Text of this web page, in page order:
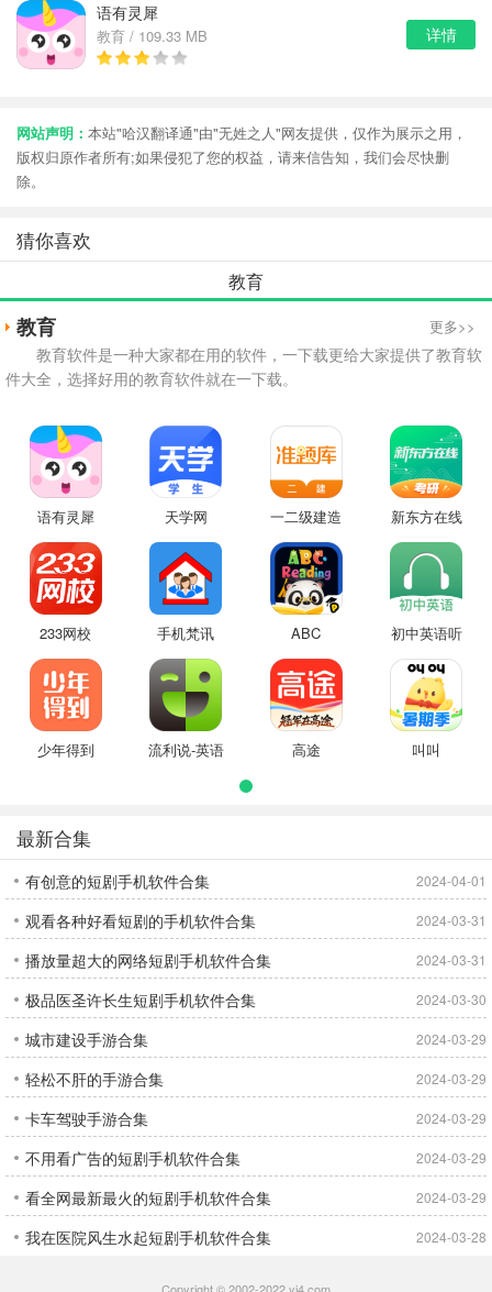
语有灵犀
教育 / 109.33 MB 详情
网站声明： 本站"哈汉翻译通"由"无姓之人"网友提供，仅作为展示之用，
版权归原作者所有;如果侵犯了您的权益，请来信告知，我们会尽快删
除。
猜你喜欢
教育
教育 更多>>
教育软件是一种大家都在用的软件，一下载更给大家提供了教育软
件大全，选择好用的教育软件就在一下载。
语有灵犀 天学网
一二级建造
师准题库
新东方在线
233网校 手机梵讯
ABC
Reading
初中英语听
力
少年得到 流利说-英语 高途 叫叫
最新合集
有创意的短剧手机软件合集 2024-04-01
观看各种好看短剧的手机软件合集 2024-03-31
播放量超大的网络短剧手机软件合集 2024-03-31
极品医圣许长生短剧手机软件合集 2024-03-30
城市建设手游合集 2024-03-29
轻松不肝的手游合集 2024-03-29
卡车驾驶手游合集 2024-03-29
不用看广告的短剧手机软件合集 2024-03-29
看全网最新最火的短剧手机软件合集 2024-03-29
我在医院风生水起短剧手机软件合集 2024-03-28
Copyright © 2002-2022 yi4.com